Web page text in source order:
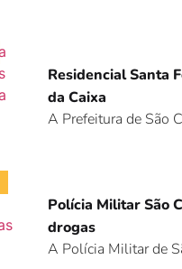
Residencial Santa
da Caixa
A Prefeitura de São
Polícia Militar São
drogas
A Polícia Militar de